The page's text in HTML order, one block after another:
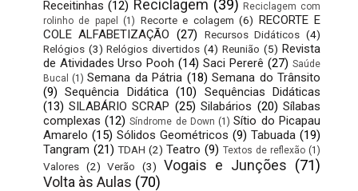
Receitinhas (12) Reciclagem (39) Reciclagem com
rolinho de papel
(1) Recorte e colagem (6) RECORTE E
COLE ALFABETIZAÇÃO (27) Recursos Didáticos (4)
Relógios (3) Relógios divertidos (4) Reunião (5) Revista
de Atividades Urso Pooh (14) Saci Pererê (27) Saúde
Bucal
(1) Semana da Pátria (18) Semana do Trânsito
(9) Sequência Didática (10)
Sequências Didáticas
(13) SILABÁRIO SCRAP (25) Silabários (20) Sílabas
complexas (12) Síndrome de Down (1) Sítio do Picapau
Amarelo (15) Sólidos Geométricos (9) Tabuada (19)
Tangram (21) TDAH (2) Teatro (9) Textos de reflexão (1)
Valores (2) Verão (3) Vogais e Junções (71)
Volta às Aulas (70)